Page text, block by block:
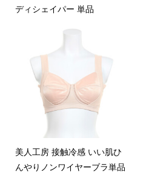
ディシェイパー 単品
美人工房 接触冷感 いい肌ひ
んやりノンワイヤーブラ単品